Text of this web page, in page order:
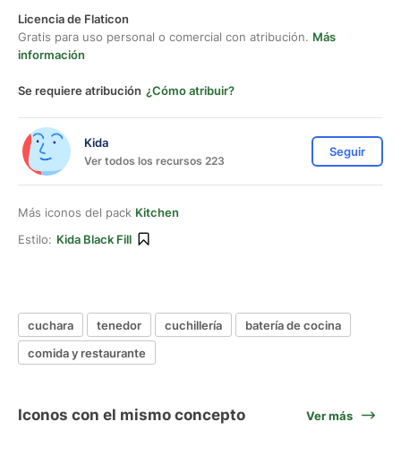
Licencia de Flaticon
Gratis para uso personal o comercial con atribución. Más
información
Se requiere atribución ¿Cómo atribuir?
Kida
Ver todos los recursos 223
Seguir
Más iconos del pack Kitchen
Estilo: Kida Black Fill
cuchara tenedor cuchillería
batería de cocina
comida y restaurante
Iconos con el mismo concepto Ver más